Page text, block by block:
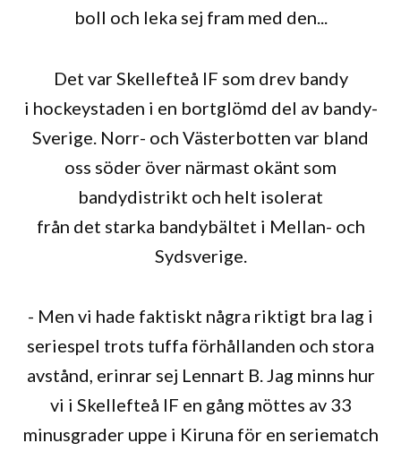
boll och leka sej fram med den...
Det var Skellefteå IF som drev bandy
i hockeystaden i en bortglömd del av bandy-
Sverige. Norr- och Västerbotten var bland
oss söder över närmast okänt som
bandydistrikt och helt isolerat
från det starka bandybältet i Mellan- och
Sydsverige.
- Men vi hade faktiskt några riktigt bra lag i
seriespel trots tuffa förhållanden och stora
avstånd, erinrar sej Lennart B. Jag minns hur
vi i Skellefteå IF en gång möttes av 33
minusgrader uppe i Kiruna för en seriematch